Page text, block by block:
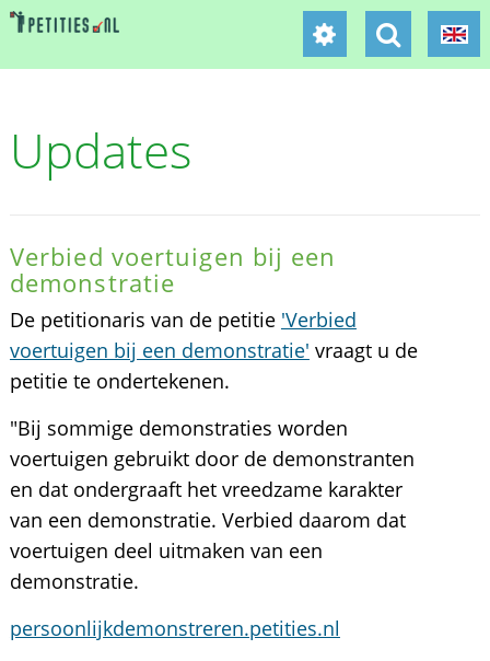
Updates
Verbied voertuigen bij een
demonstratie
De petitionaris van de petitie 'Verbied
voertuigen bij een demonstratie' vraagt u de
petitie te ondertekenen.
"Bij sommige demonstraties worden
voertuigen gebruikt door de demonstranten
en dat ondergraaft het vreedzame karakter
van een demonstratie. Verbied daarom dat
voertuigen deel uitmaken van een
demonstratie.
persoonlijkdemonstreren.petities.nl